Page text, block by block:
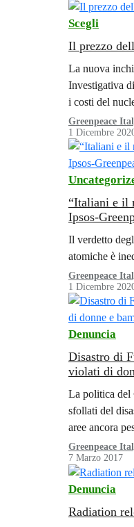
Scegli
Il prezzo
La nuova
Investigativa
i costi del
Greenpeace
1 Dicembre
“Italiani e il
Ipsos-
Il verdetto
atomiche è
Greenpeace
1 Dicembre
Denuncia
Disastro di
violati di
La politica del
sfollati del
aree ancora
va contro le
e viola
sui diritti
Greenpeace
7 Marzo 2017
Denuncia
Radiation